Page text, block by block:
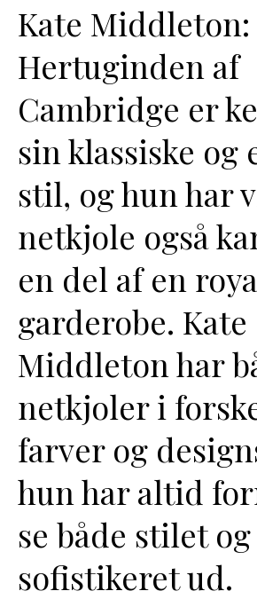
Kate Middleton:
Hertuginden af
Cambridge er
sin klassiske og
stil, og hun har
netkjole også
en del af en
garderobe. Kate
Middleton har
netkjoler i
farver og
hun har altid
se både stilet og
sofistikeret ud.